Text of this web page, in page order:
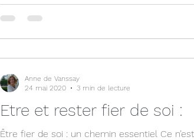
Etre et rester fier de soi :
Être fier de soi : un chemin essentiel Ce
Anne de Vanssay
24 mai 2020
3 min de lecture